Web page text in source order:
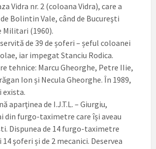
Vidra nr. 2 (coloana Vidra), care a
Bolintin Vale, când de Bucureşti
Militari (1960).
de 39 de șoferi – șeful coloanei
iar impegat Stanciu Rodica.
tehnice: Marcu Gheorghe, Petre IIie,
Ion și Necula Gheorghe. În 1989,
exista.
aparţinea de I.J.T.L. – Giurgiu,
din furgo-taximetre care își aveau
Dispunea de 14 furgo-taximetre
şoferi și de 2 mecanici. Deservea